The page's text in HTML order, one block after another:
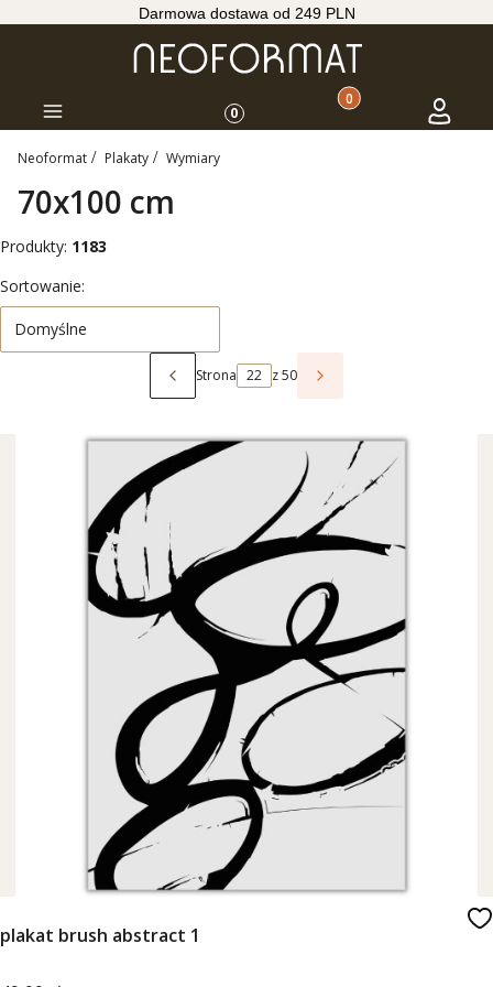
Darmowa dostawa od 249 PLN
Menu 0 Produkty w koszyku:
Koszyk Zaloguj
Neoformat Plakaty Wymiary
70x100 cm
Produkty: 1183
Lista produktów
Sortowanie:
Domyślne
Poprzednie produkty
Strona z 50 Następne produkty
plakat brush abstract 1